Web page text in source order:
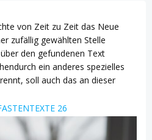
von Zeit zu Zeit das Neue
zufällig gewählten Stelle
den gefundenen Text
ein anderes spezielles
soll auch das an dieser
26